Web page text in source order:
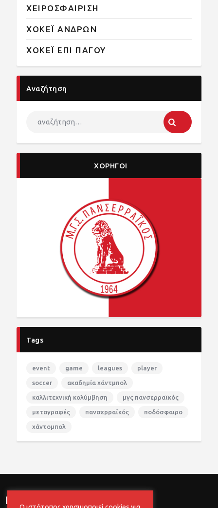
ΧΕΙΡΟΣΦΑΙΡΙΣΗ
ΧΟΚΕΪ ΑΝΔΡΩΝ
ΧΟΚΕΪ ΕΠΙ ΠΑΓΟΥ
Αναζήτηση
ΧΟΡΗΓΟΙ
Tags
event game leagues player
soccer ακαδημία χάντμπολ
καλλιτεχνική κολύμβηση μγς πανσερραϊκός
μεταγραφές πανσερραϊκός ποδόσφαιρο
χάντομπολ
newsletter